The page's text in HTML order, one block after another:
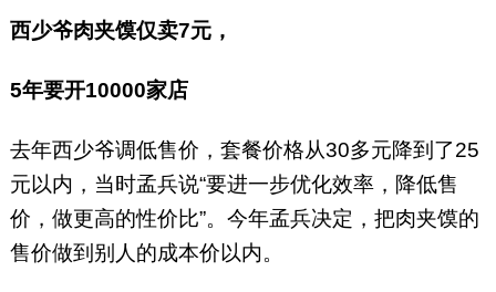
西少爷肉夹馍仅卖7元，
5年要开10000家店
去年西少爷调低售价，套餐价格从30多元降到了25
元以内，当时孟兵说“要进一步优化效率，降低售
价，做更高的性价比”。今年孟兵决定，把肉夹馍的
售价做到别人的成本价以内。